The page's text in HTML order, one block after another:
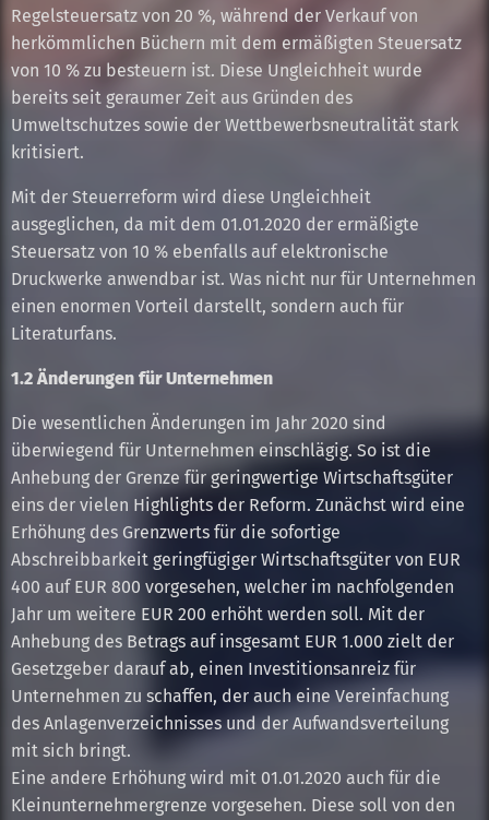
Regelsteuersatz von 20 %, während der Verkauf von
herkömmlichen Büchern mit dem ermäßigten Steuersatz
von 10 % zu besteuern ist. Diese Ungleichheit wurde
bereits seit geraumer Zeit aus Gründen des
Umweltschutzes sowie der Wettbewerbsneutralität stark
kritisiert.
Mit der Steuerreform wird diese Ungleichheit
ausgeglichen, da mit dem 01.01.2020 der ermäßigte
Steuersatz von 10 % ebenfalls auf elektronische
Druckwerke anwendbar ist. Was nicht nur für Unternehmen
einen enormen Vorteil darstellt, sondern auch für
Literaturfans.
1.2 Änderungen für Unternehmen
Die wesentlichen Änderungen im Jahr 2020 sind
überwiegend für Unternehmen einschlägig. So ist die
Anhebung der Grenze für geringwertige Wirtschaftsgüter
eins der vielen Highlights der Reform. Zunächst wird eine
Erhöhung des Grenzwerts für die sofortige
Abschreibbarkeit geringfügiger Wirtschaftsgüter von EUR
400 auf EUR 800 vorgesehen, welcher im nachfolgenden
Jahr um weitere EUR 200 erhöht werden soll. Mit der
Anhebung des Betrags auf insgesamt EUR 1.000 zielt der
Gesetzgeber darauf ab, einen Investitionsanreiz für
Unternehmen zu schaffen, der auch eine Vereinfachung
des Anlagenverzeichnisses und der Aufwandsverteilung
mit sich bringt.
Eine andere Erhöhung wird mit 01.01.2020 auch für die
Kleinunternehmergrenze vorgesehen. Diese soll von den